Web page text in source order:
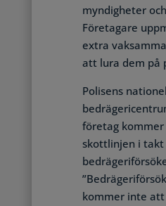
myndigheter
Företagare
extra
att lura dem på
Polisens
företag
skottlinjen i
kommer inte att